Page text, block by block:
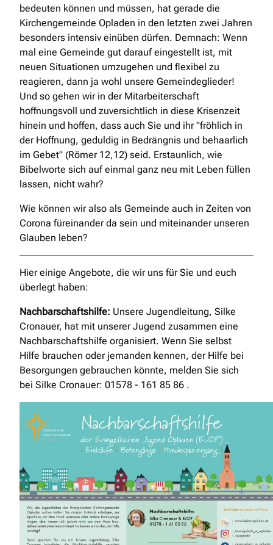
bedeuten können und müssen, hat gerade die
Kirchengemeinde Opladen in den letzten zwei Jahren
besonders intensiv einüben dürfen. Demnach: Wenn
mal eine Gemeinde gut darauf eingestellt ist, mit
neuen Situationen umzugehen und flexibel zu
reagieren, dann ja wohl unsere Gemeindeglieder!
Und so gehen wir in der Mitarbeiterschaft
hoffnungsvoll und zuversichtlich in diese Krisenzeit
hinein und hoffen, dass auch Sie und ihr "fröhlich in
der Hoffnung, geduldig in Bedrängnis und behaarlich
im Gebet" (Römer 12,12) seid. Erstaunlich, wie
Bibelworte sich auf einmal ganz neu mit Leben füllen
lassen, nicht wahr?
Wie können wir also als Gemeinde auch in Zeiten von
Corona füreinander da sein und miteinander unseren
Glauben leben?
Hier einige Angebote, die wir uns für Sie und euch
überlegt haben:
Nachbarschaftshilfe: Unsere Jugendleitung, Silke
Cronauer, hat mit unserer Jugend zusammen eine
Nachbarschaftshilfe organisiert. Wenn Sie selbst
Hilfe brauchen oder jemanden kennen, der Hilfe bei
Besorgungen gebrauchen könnte, melden Sie sich
bei Silke Cronauer: 01578 - 161 85 86 .